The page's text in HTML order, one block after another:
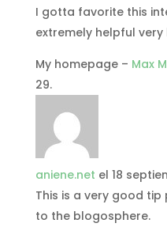
I gotta favorite this
extremely helpful very
My homepage – Max
aniene.net el 18
This is a very good
to the blogosphere.